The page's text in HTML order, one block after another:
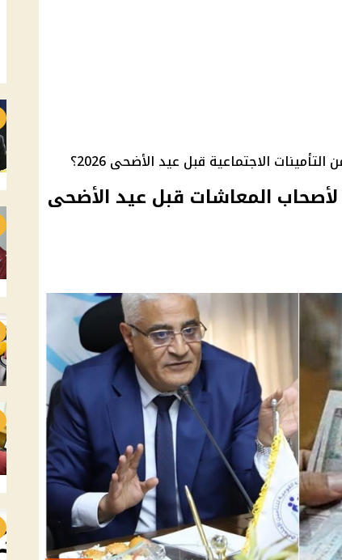
لأصحاب المعاشات قبل عيد الأضحى